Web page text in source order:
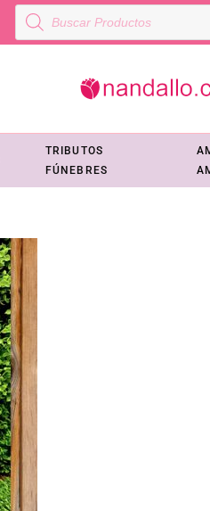
Búsqueda
productos
TRIBUTOS
FÚNEBRES